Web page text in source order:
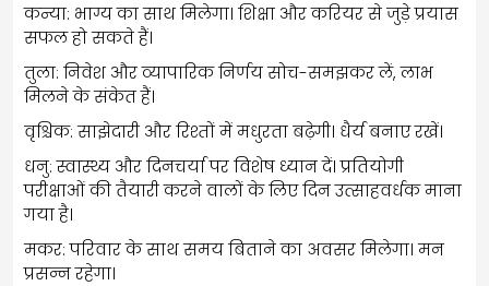
कन्या: भाग्य का साथ मिलेगा। शिक्षा और करियर से जुड़े प्रयास
सफल हो सकते हैं।
तुला: निवेश और व्यापारिक निर्णय सोच-समझकर लें, लाभ
मिलने के संकेत हैं।
वृश्चिक: साझेदारी और रिश्तों में मधुरता बढ़ेगी। धैर्य बनाए रखें।
धनु: स्वास्थ्य और दिनचर्या पर विशेष ध्यान दें। प्रतियोगी
परीक्षाओं की तैयारी करने वालों के लिए दिन उत्साहवर्धक माना
गया है।
मकर: परिवार के साथ समय बिताने का अवसर मिलेगा। मन
प्रसन्न रहेगा।